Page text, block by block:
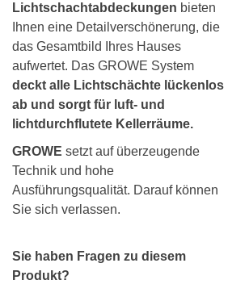
Lichtschachtabdeckungen bieten
Ihnen eine Detailverschönerung, die
das Gesamtbild Ihres Hauses
aufwertet. Das GROWE System
deckt alle Lichtschächte lückenlos
ab und sorgt für luft- und
lichtdurchflutete Kellerräume.
GROWE setzt auf überzeugende
Technik und hohe
Ausführungsqualität. Darauf können
Sie sich verlassen.
Sie haben Fragen zu diesem
Produkt?